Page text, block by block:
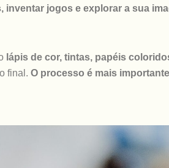
inventar jogos e explorar a sua
lápis de cor, tintas, papéis
final. O processo é mais